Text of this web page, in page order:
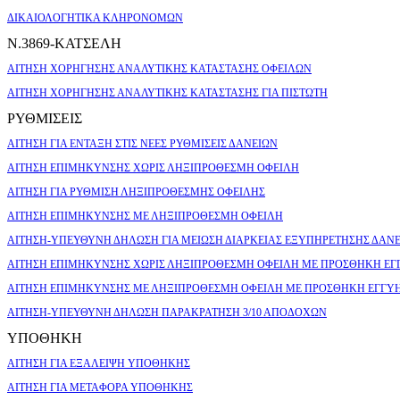
ΔΙΚΑΙΟΛΟΓΗΤΙΚΑ ΚΛΗΡΟΝΟΜΩΝ
Ν.3869-ΚΑΤΣΕΛΗ
ΑΙΤΗΣΗ ΧΟΡΗΓΗΣΗΣ ΑΝΑΛΥΤΙΚΗΣ ΚΑΤΑΣΤΑΣΗΣ ΟΦΕΙΛΩΝ
ΑΙΤΗΣΗ ΧΟΡΗΓΗΣΗΣ ΑΝΑΛΥΤΙΚΗΣ ΚΑΤΑΣΤΑΣΗΣ ΓΙΑ ΠΙΣΤΩΤΗ
ΡΥΘΜΙΣΕΙΣ
ΑΙΤΗΣΗ ΓΙΑ ΕΝΤΑΞΗ ΣΤΙΣ ΝΕΕΣ ΡΥΘΜΙΣΕΙΣ ΔΑΝΕΙΩΝ
ΑΙΤΗΣΗ ΕΠΙΜΗΚΥΝΣΗΣ ΧΩΡΙΣ ΛΗΞΙΠΡΟΘΕΣΜΗ ΟΦΕΙΛΗ
ΑΙΤΗΣΗ ΓΙΑ ΡΥΘΜΙΣΗ ΛΗΞΙΠΡΟΘΕΣΜΗΣ ΟΦΕΙΛΗΣ
ΑΙΤΗΣΗ ΕΠΙΜΗΚΥΝΣΗΣ ΜΕ ΛΗΞΙΠΡΟΘΕΣΜΗ ΟΦΕΙΛΗ
ΑΙΤΗΣΗ-ΥΠΕΥΘΥΝΗ ΔΗΛΩΣΗ ΓΙΑ ΜΕΙΩΣΗ ΔΙΑΡΚΕΙΑΣ ΕΞΥΠΗΡΕΤΗΣΗΣ
ΑΙΤΗΣΗ ΕΠΙΜΗΚΥΝΣΗΣ ΧΩΡΙΣ ΛΗΞΙΠΡΟΘΕΣΜΗ ΟΦΕΙΛΗ ΜΕ ΠΡΟΣΘΗΚΗ
ΑΙΤΗΣΗ ΕΠΙΜΗΚΥΝΣΗΣ ΜΕ ΛΗΞΙΠΡΟΘΕΣΜΗ ΟΦΕΙΛΗ ΜΕ ΠΡΟΣΘΗΚΗ
ΑΙΤΗΣΗ-ΥΠΕΥΘΥΝΗ ΔΗΛΩΣΗ ΠΑΡΑΚΡΑΤΗΣΗ 3/10 ΑΠΟΔΟΧΩΝ
ΥΠΟΘΗΚΗ
ΑΙΤΗΣΗ ΓΙΑ ΕΞΑΛΕΙΨΗ ΥΠΟΘΗΚΗΣ
ΑΙΤΗΣΗ ΓΙΑ ΜΕΤΑΦΟΡΑ ΥΠΟΘΗΚΗΣ